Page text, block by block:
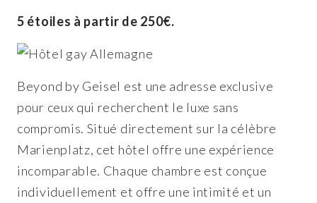
5 étoiles à partir de 250€.
Beyond by Geisel est une adresse exclusive
pour ceux qui recherchent le luxe sans
compromis. Situé directement sur la célèbre
Marienplatz, cet hôtel offre une expérience
incomparable. Chaque chambre est conçue
individuellement et offre une intimité et un